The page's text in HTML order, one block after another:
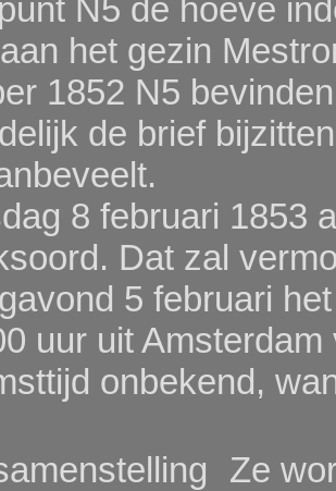
N5 de hoeve
het gezin
1852 N5
de brief
8 februari 1853
Dat zal
5 februari
uur uit
onbekend,
Ze